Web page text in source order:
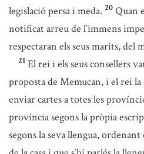
legislació persa i meda. 20 Quan
notificat arreu de l’immens
respectaran els seus marits, del
21 El rei i els seus consellers
proposta de Memucan, i el rei la
enviar cartes a totes les
província segons la pròpia
segons la seva llengua,